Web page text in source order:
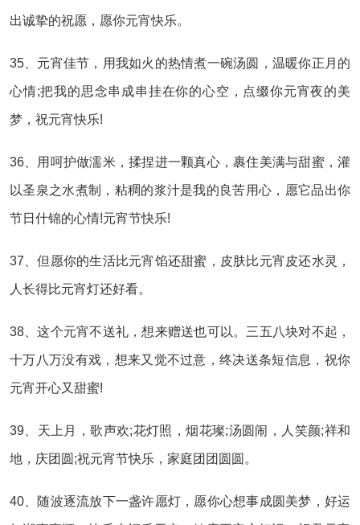
出诚挚的祝愿，愿你元宵快乐。
35、元宵佳节，用我如火的热情煮一碗汤圆，温暖你正月的
心情;把我的思念串成串挂在你的心空，点缀你元宵夜的美
梦，祝元宵快乐!
36、用呵护做濡米，揉捏进一颗真心，裹住美满与甜蜜，灌
以圣泉之水煮制，粘稠的浆汁是我的良苦用心，愿它品出你
节日什锦的心情!元宵节快乐!
37、但愿你的生活比元宵馅还甜蜜，皮肤比元宵皮还水灵，
人长得比元宵灯还好看。
38、这个元宵不送礼，想来赠送也可以。三五八块对不起，
十万八万没有戏，想来又觉不过意，终决送条短信息，祝你
元宵开心又甜蜜!
39、天上月，歌声欢;花灯照，烟花璨;汤圆闹，人笑颜;祥和
地，庆团圆;祝元宵节快乐，家庭团团圆圆。
40、随波逐流放下一盏许愿灯，愿你心想事成圆美梦，好运